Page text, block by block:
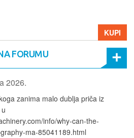
KUPI
FORUMU
2026.
zanima malo dublja priča iz
info/why-can-the-
ma-85041189.html